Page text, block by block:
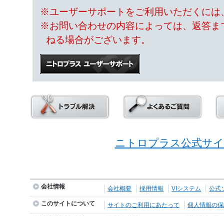
※ユーザーサポートをご利用いただくに
※お問い合わせの内容によっては、返答
ねる場合がございます。
ニトロプラス公式サ
会社情報 会社概要 採用情報 VIシステム 公式
このサイトについて サイトのご利用にあたって 個人情報の